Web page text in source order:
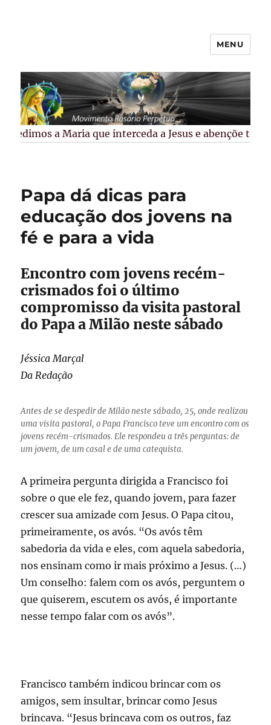
Guarapuava/PR
MENU
Pedimos a Maria que interceda a Jesus e abençõe
Papa dá dicas para
educação dos jovens na
fé e para a vida
Encontro com jovens recém-
crismados foi o último
compromisso da visita pastoral
do Papa a Milão neste sábado
Jéssica Marçal
Da Redação
Antes de se despedir de Milão neste sábado, 25, onde realizou
uma visita pastoral, o Papa Francisco teve um encontro com os
jovens recém-crismados. Ele respondeu a três perguntas: de
um jovem, de um casal e de uma catequista.
A primeira pergunta dirigida a Francisco foi
sobre o que ele fez, quando jovem, para fazer
crescer sua amizade com Jesus. O Papa citou,
primeiramente, os avós. “Os avós têm
sabedoria da vida e eles, com aquela sabedoria,
nos ensinam como ir mais próximo a Jesus. (…)
Um conselho: falem com os avós, perguntem o
que quiserem, escutem os avós, é importante
nesse tempo falar com os avós”.
Francisco também indicou brincar com os
amigos, sem insultar, brincar como Jesus
brincava. “Jesus brincava com os outros, faz